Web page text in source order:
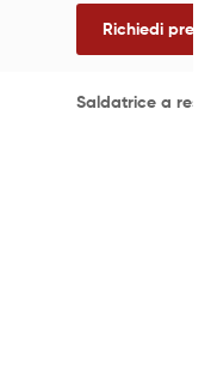
Richiedi
Saldatrice a